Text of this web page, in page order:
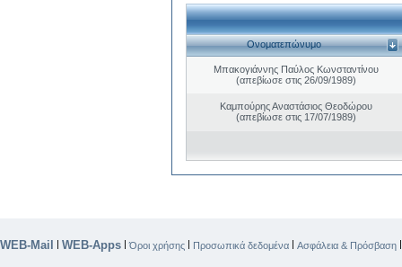
Ονοματεπώνυμο
Μπακογιάννης Παύλος Κωνσταντίνου
(απεβίωσε στις 26/09/1989)
Καμπούρης Αναστάσιος Θεοδώρου
(απεβίωσε στις 17/07/1989)
WEB-Mail | WEB-Apps |Όροι χρήσης | Προσωπικά δεδομένα | Ασφάλεια & Πρόσβαση